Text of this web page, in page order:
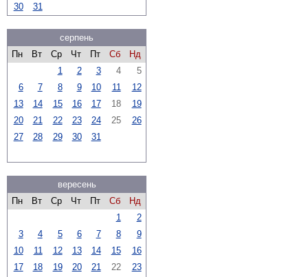
30
31
серпень
Пн
Вт Ср Чт Пт Сб
Нд
1
2 3 4
5
6
7 8 9 10 11
12
13
14 15 16 17 18
19
20
21 22 23 24 25
26
27
28 29 30 31
вересень
Пн
Вт Ср Чт Пт Сб
Нд
1
2
3
4 5 6 7 8
9
10
11 12 13 14 15
16
17
18 19 20 21 22
23